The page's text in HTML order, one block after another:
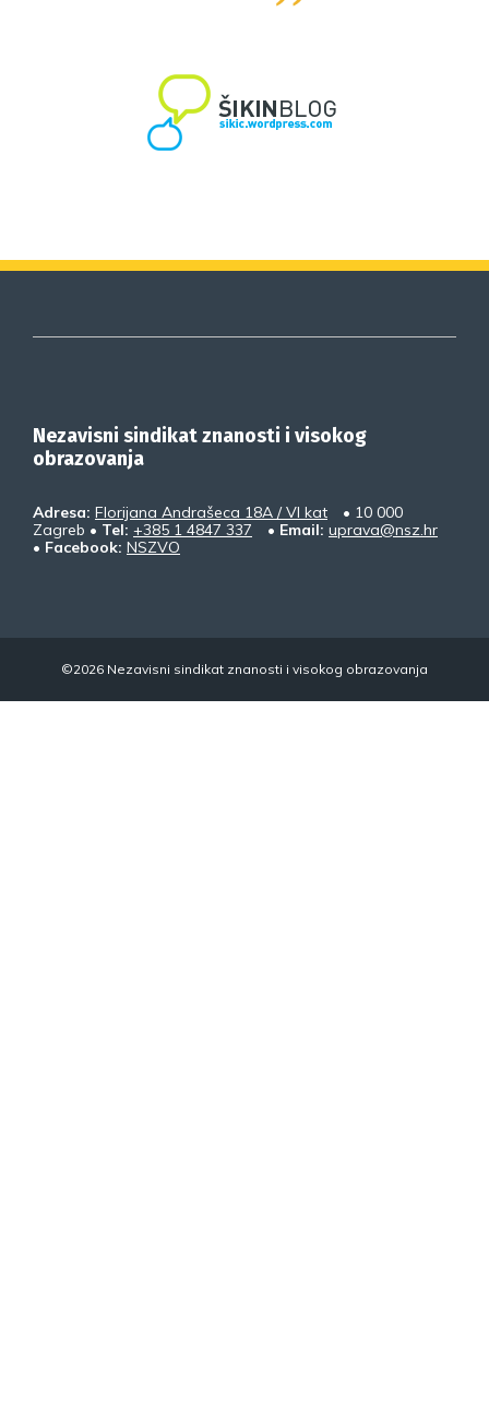
Nezavisni sindikat znanosti i visokog
obrazovanja
Adresa: Florijana Andrašeca 18A / VI kat
• 10 000
Zagreb • Tel: +385 1 4847 337 • Email: uprava@nsz.hr
• Facebook: NSZVO
©2026 Nezavisni sindikat znanosti i visokog obrazovanja